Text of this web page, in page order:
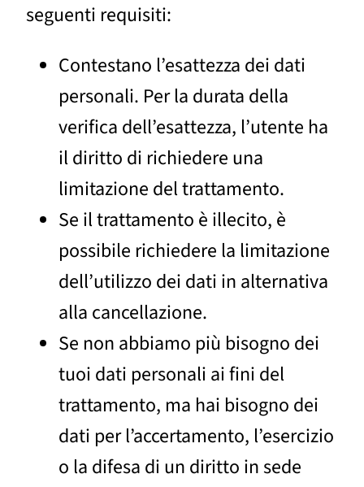
seguenti requisiti:
Contestano l’esattezza dei dati
personali. Per la durata della
verifica dell’esattezza, l’utente ha
il diritto di richiedere una
limitazione del trattamento.
Se il trattamento è illecito, è
possibile richiedere la limitazione
dell’utilizzo dei dati in alternativa
alla cancellazione.
Se non abbiamo più bisogno dei
tuoi dati personali ai fini del
trattamento, ma hai bisogno dei
dati per l’accertamento, l’esercizio
o la difesa di un diritto in sede